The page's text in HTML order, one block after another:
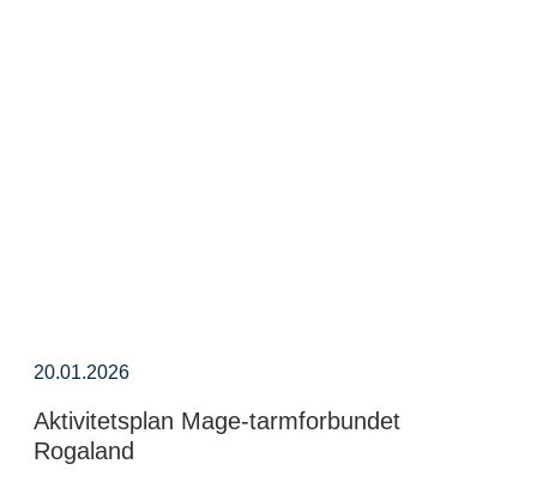
20.01.2026
Aktivitetsplan Mage-tarmforbundet
Rogaland